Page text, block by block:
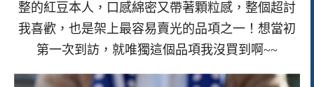
整的紅豆本人，口感綿密又帶著顆粒感，整個超討
我喜歡，也是架上最容易賣光的品項之一！想當初
第一次到訪，就唯獨這個品項我沒買到啊~~